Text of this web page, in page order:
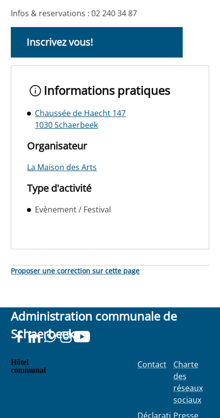
Infos & reservations : 02 240 34 87
Inscrivez vous!
Informations pratiques
Chaussée de Haecht 147
1030 Schaerbeek
Organisateur
La Maison des Arts
Type d'activité
Evènement / Festival
Proposer une correction sur cette page
Administration communale de
Schaerbeek
Hôtel
communal
Contact
Déclarati
Charte
des
réseaux
sociaux
Presse